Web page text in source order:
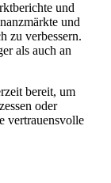
und
und
zu verbessern.
als auch an
bereit, um
oder
vertrauensvolle